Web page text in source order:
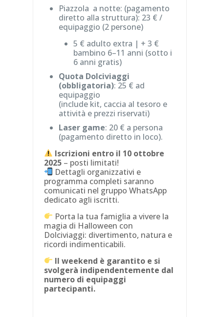
Piazzola a notte: (pagamento
diretto alla struttura): 23 € /
equipaggio (2 persone)
5 € adulto extra | + 3 €
bambino 6–11 anni (sotto i
6 anni gratis)
Quota Dolciviaggi
(obbligatoria): 25 € ad
equipaggio
(include kit, caccia al tesoro e
attività e prezzi riservati)
Laser game: 20 € a persona
(pagamento diretto in loco).
Iscrizioni entro il 10 ottobre
2025 – posti limitati!
Dettagli organizzativi e
programma completi saranno
comunicati nel gruppo WhatsApp
dedicato agli iscritti.
Porta la tua famiglia a vivere la
magia di Halloween con
Dolciviaggi: divertimento, natura e
ricordi indimenticabili.
Il weekend è garantito e si
svolgerà indipendentemente dal
numero di equipaggi
partecipanti.